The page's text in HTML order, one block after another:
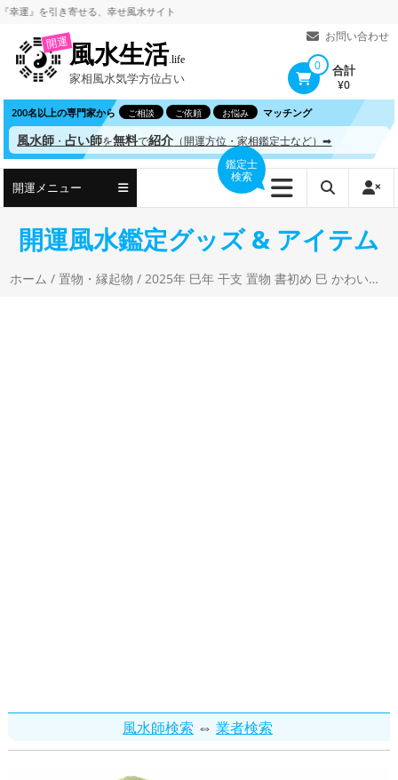
コ
ツ
へ
ス
ッ
を引き寄せる、幸せ風水サイト
お問い合わせ
開運風水生活.life
家相風水気学方位占い
0 合計
¥0
200名以上の専門家から ご相談 ご依頼 お悩み マッチング
風水師 ・占い師を無料で紹介 （開運方位・家相鑑定士など）➡
開運メニュー
鑑定士
検索
開運風水鑑定グッズ & アイテム
ホーム /置物・縁起物 / 2025年 巳年 干支 置物 書初め 巳 かわいい 蛇 へび 謹賀新年 お正月飾り
風水師検索 ⇔ 業者検索